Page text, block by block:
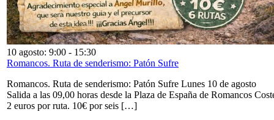
10 agosto: 9:00 - 15:30
Romancos. Ruta de senderismo: Patón Sufre
Romancos. Ruta de senderismo: Patón Sufre Lunes 10 de agosto
Salida a las 09,00 horas desde la Plaza de España de Romancos
2 euros por ruta. 10€ por seis […]